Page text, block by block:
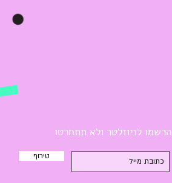
הרשמו לניוזלטר ולא תתחרטו
טירוף